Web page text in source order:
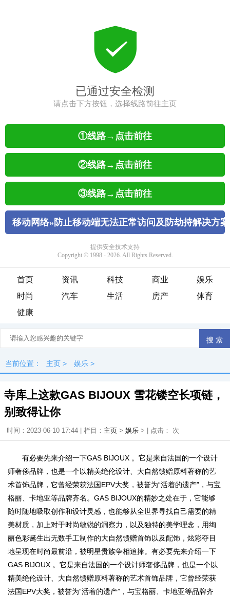
首页 资讯 科技 商业
娱乐
时尚
汽车 生活 房产
体育
健康
当前位置： 主页 > 娱乐 >
寺库上这款GAS BIJOUX 雪花镂空长项链，
别致得让你
时间：2023-06-10 17:44 | 栏目： 主页 > 娱乐 > | 点击： 次
有必要先来介绍一下GAS BIJOUX 。它是来自法国的一个设计
师奢侈品牌，也是一个以精美绝伦设计、大自然馈赠原料著称的艺
术首饰品牌，它曾经荣获法国EPV大奖，被誉为“活着的遗产”，与宝
格丽、卡地亚等品牌齐名。GAS BIJOUX的精妙之处在于，它能够
随时随地吸取创作和设计灵感，也能够从全世界寻找自己需要的精
美材质，加上对于时尚敏锐的洞察力，以及独特的美学理念，用绚
丽色彩诞生出无数手工制作的大自然馈赠首饰以及配饰，炫彩夺目
地呈现在时尚最前沿，被明星贵族争相追捧。有必要先来介绍一下
GAS BIJOUX 。它是来自法国的一个设计师奢侈品牌，也是一个以
精美绝伦设计、大自然馈赠原料著称的艺术首饰品牌，它曾经荣获
法国EPV大奖，被誉为“活着的遗产”，与宝格丽、卡地亚等品牌齐